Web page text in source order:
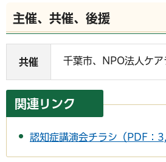
主催、共催、後援
共催 千葉市、NPO法人ケア
関連リンク
認知症講演会チラシ（PDF：